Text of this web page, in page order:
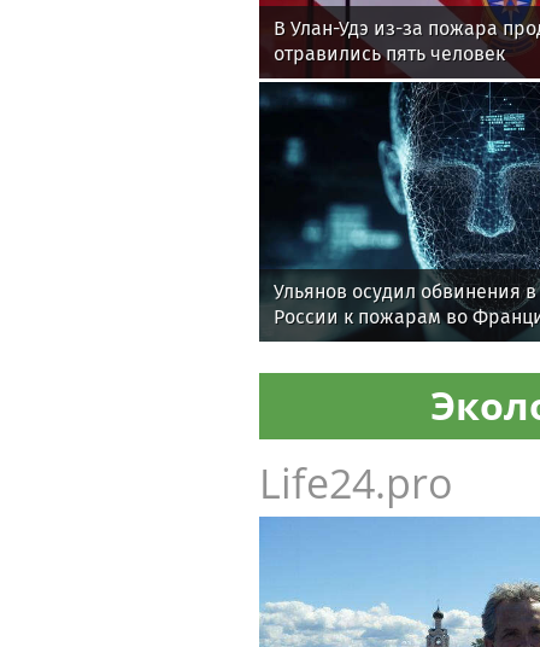
В Улан-Удэ из-за пожара
отравились пять человек
Ульянов осудил обвинения
России к пожарам во
Life24.pro